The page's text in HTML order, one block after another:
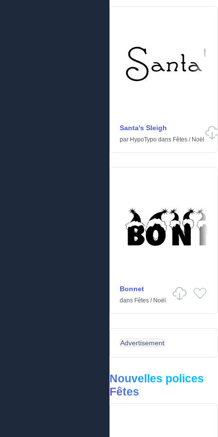
Santa's Sleigh
par HypoTypo dans Fêtes / Noël
Bonnet
dans Fêtes / Noël
Advertisement
Nouvelles polices
Fêtes